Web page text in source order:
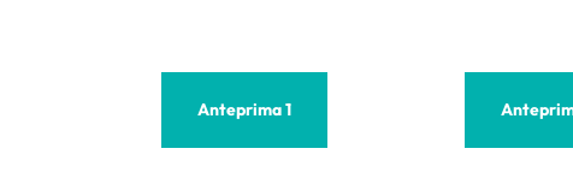
Anteprima 1